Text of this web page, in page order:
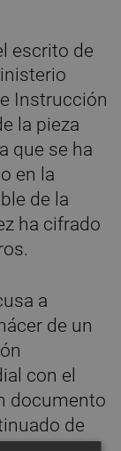
escrito de
Instrucción
la pieza
que se ha
en la
de la
ha cifrado
a
de un
con el
documento
de